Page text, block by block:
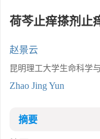
荷芩止痒搽剂止
赵景云
昆明理工大学生命科学
Zhao Jing Yun
摘要